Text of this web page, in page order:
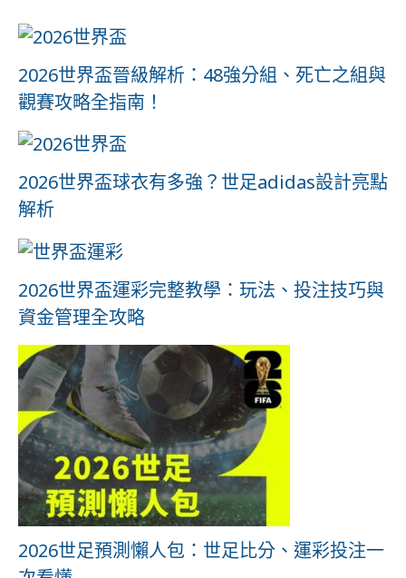
2026世界盃晉級解析：48強分組、死亡之組與
觀賽攻略全指南！
2026世界盃球衣有多強？世足adidas設計亮點
解析
2026世界盃運彩完整教學：玩法、投注技巧與
資金管理全攻略
2026世足預測懶人包：世足比分、運彩投注一